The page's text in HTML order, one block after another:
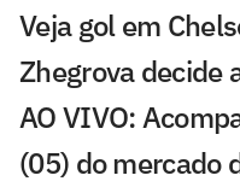
Veja gol em
Zhegrova decide
AO VIVO:
(05) do mercado